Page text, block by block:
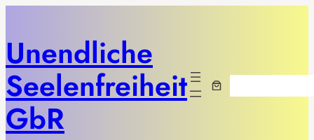
Unendliche
Seelenfreiheit
GbR